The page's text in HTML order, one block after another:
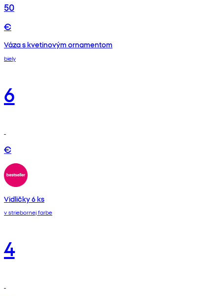
50
€
Váza s kvetinovým ornamentom
biely
6
€
Vidličky 6 ks
v striebornej farbe
4